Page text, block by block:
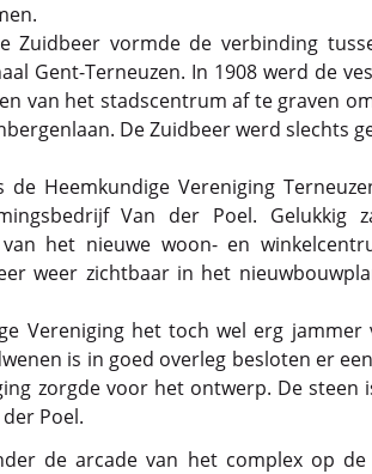
Zuidbeer vormde de verbinding
Gent-Terneuzen. In 1908 werd de
van het stadscentrum af te graven
De Zuidbeer werd slechts
Heemkundige Vereniging
Van der Poel.
van het nieuwe woon- en
weer zichtbaar in het
Vereniging het toch wel erg
is in goed overleg besloten er
zorgde voor het ontwerp. De steen
Poel.
de arcade van het complex op